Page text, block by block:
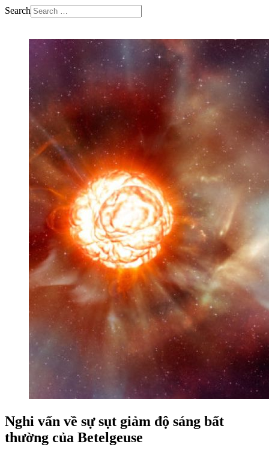
Search
Nghi vấn về sự sụt giảm độ sáng bất
thường của Betelgeuse